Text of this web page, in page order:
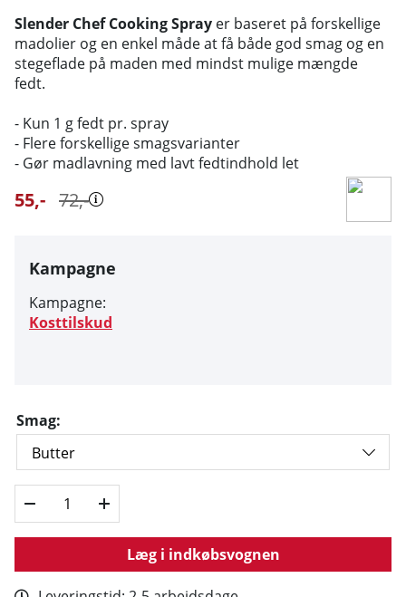
Slender Chef Cooking Spray er baseret på forskellige
madolier og en enkel måde at få både god smag og en
stegeflade på maden med mindst mulige mængde
fedt.
- Kun 1 g fedt pr. spray
- Flere forskellige smagsvarianter
- Gør madlavning med lavt fedtindhold let
72,-
55,-
Kampagne
Kampagne:
Kosttilskud
Smag:
Læg i indkøbsvognen